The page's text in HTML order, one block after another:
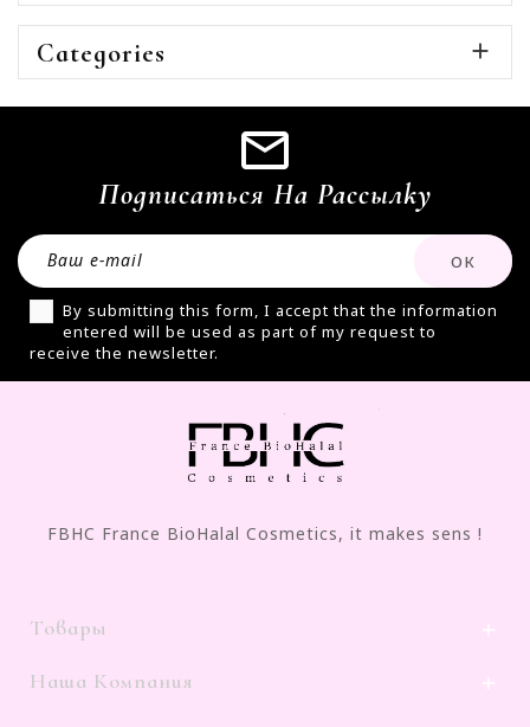
Categories 
Подписаться На Рассылку
By submitting this form, I accept that the information
entered will be used as part of my request to
receive the newsletter.
FBHC France BioHalal Cosmetics, it makes sens !
Товары 
Наша Компания 